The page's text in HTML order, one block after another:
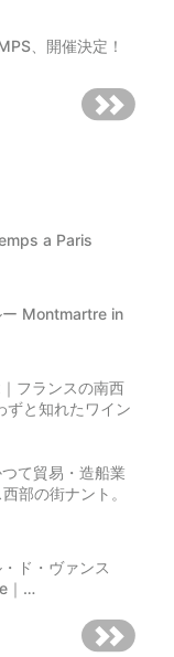
、開催決定！
a Paris
ー Montmartre in
フランスの南西
ずと知れたワイン
て貿易・造船業
部の街ナント。
ド・ヴァンス
｜…